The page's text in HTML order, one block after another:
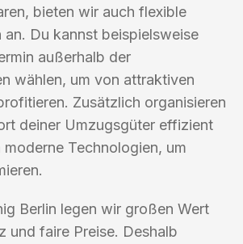
bieten wir auch flexible
an. Du kannst beispielsweise
außerhalb der
wählen, um von attraktiven
Zusätzlich organisieren
deiner Umzugsgüter effizient
Technologien, um
Berlin legen wir großen Wert
und faire Preise. Deshalb